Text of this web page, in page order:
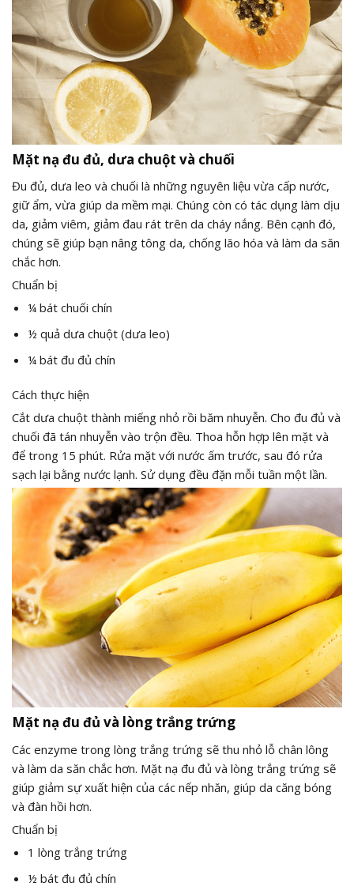
Mặt nạ đu đủ, dưa chuột và chuối
Đu đủ, dưa leo và chuối là những nguyên liệu vừa cấp nước,
giữ ẩm, vừa giúp da mềm mại. Chúng còn có tác dụng làm dịu
da, giảm viêm, giảm đau rát trên da cháy nắng. Bên cạnh đó,
chúng sẽ giúp bạn nâng tông da, chống lão hóa và làm da săn
chắc hơn.
Chuẩn bị
¼ bát chuối chín
½ quả dưa chuột (dưa leo)
¼ bát đu đủ chín
Cách thực hiện
Cắt dưa chuột thành miếng nhỏ rồi băm nhuyễn. Cho đu đủ và
chuối đã tán nhuyễn vào trộn đều. Thoa hỗn hợp lên mặt và
để trong 15 phút. Rửa mặt với nước ấm trước, sau đó rửa
sạch lại bằng nước lạnh. Sử dụng đều đặn mỗi tuần một lần.
Mặt nạ đu đủ và lòng trắng trứng
Các enzyme trong lòng trắng trứng sẽ thu nhỏ lỗ chân lông
và làm da săn chắc hơn. Mặt nạ đu đủ và lòng trắng trứng sẽ
giúp giảm sự xuất hiện của các nếp nhăn, giúp da căng bóng
và đàn hồi hơn.
Chuẩn bị
1 lòng trắng trứng
½ bát đu đủ chín